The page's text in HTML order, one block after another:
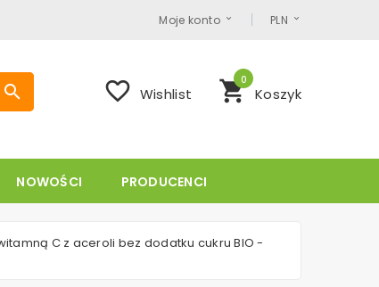
PLN
Moje konto
search shopping_cart Koszyk
0
favorite_border Wishlist
NOWOŚCI PRODUCENCI
C z aceroli bez dodatku cukru BIO -